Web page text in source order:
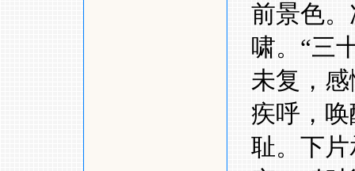
前景色
啸。 “三
未复，
疾呼，
耻。下